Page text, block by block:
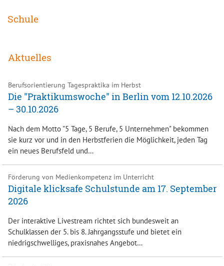
Schule
Aktuelles
Berufsorientierung Tagespraktika im Herbst
Die "Praktikumswoche" in Berlin vom 12.10.2026
– 30.10.2026
Nach dem Motto "5 Tage, 5 Berufe, 5 Unternehmen" bekommen
sie kurz vor und in den Herbstferien die Möglichkeit, jeden Tag
ein neues Berufsfeld und…
Förderung von Medienkompetenz im Unterricht
Digitale klicksafe Schulstunde am 17. September
2026
Der interaktive Livestream richtet sich bundesweit an
Schulklassen der 5. bis 8. Jahrgangsstufe und bietet ein
niedrigschwelliges, praxisnahes Angebot…